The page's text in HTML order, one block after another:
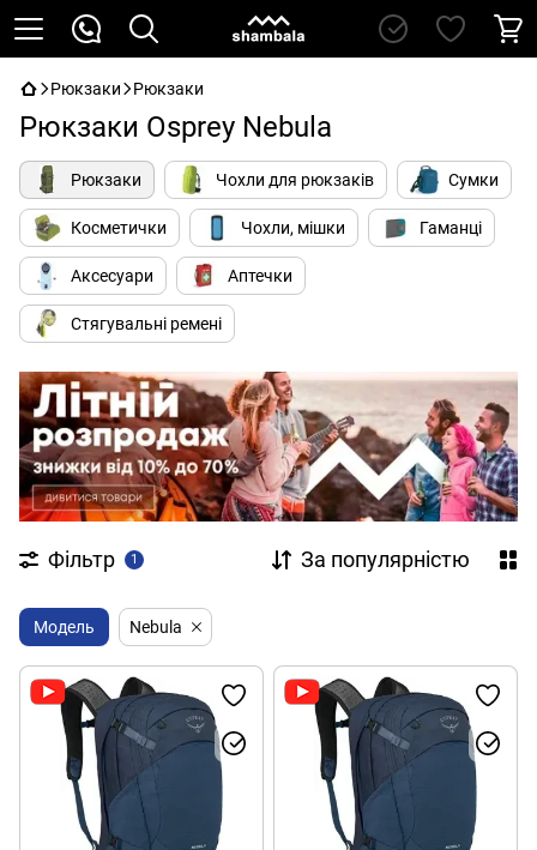
Рюкзаки Рюкзаки
Рюкзаки Osprey Nebula
Рюкзаки Чохли для рюкзаків Сумки
Косметички Чохли, мішки Гаманці
Аксесуари Аптечки
Стягувальні ремені
Фільтр 1 За популярністю
Модель Nebula